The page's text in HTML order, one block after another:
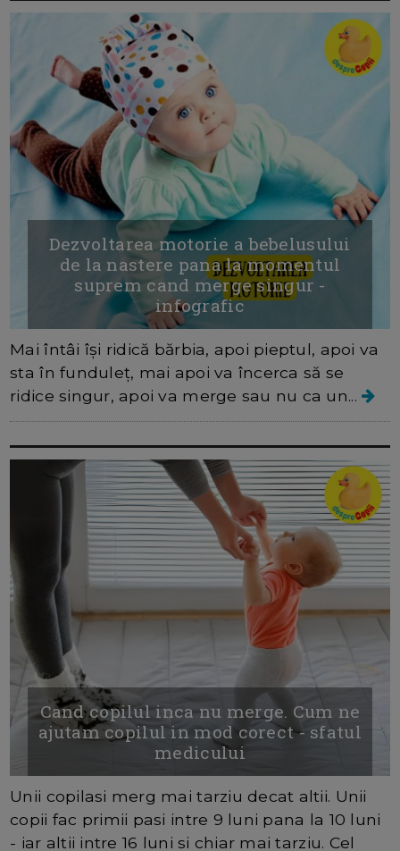
Dezvoltarea motorie a bebelusului
de la nastere pana la momentul
suprem cand merge singur -
infografic
Mai întâi își ridică bărbia, apoi pieptul, apoi va
sta în funduleț, mai apoi va încerca să se
ridice singur, apoi va merge sau nu ca un...
Cand copilul inca nu merge. Cum ne
ajutam copilul in mod corect - sfatul
medicului
Unii copilasi merg mai tarziu decat altii. Unii
copii fac primii pasi intre 9 luni pana la 10 luni
- iar altii intre 16 luni si chiar mai tarziu. Cel